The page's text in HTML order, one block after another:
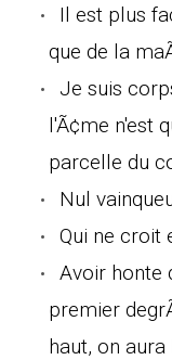
Il est plus
que de la
Je suis
l'Ã¢me n'est
parcelle du
Nul
Qui ne croit
Avoir honte
premier
haut, on